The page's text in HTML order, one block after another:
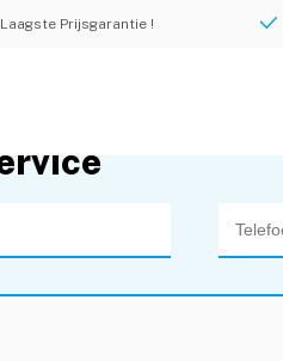
Laagste Prijsgarantie !